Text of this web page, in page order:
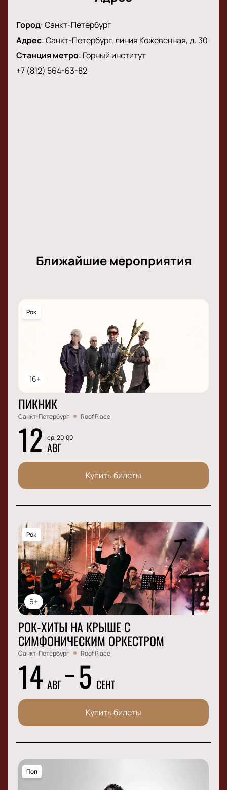
Город:Санкт-Петербург
Адрес:Санкт-Петербург, линия Кожевенная, д. 30
Станция метро: Горный институт
+7 (812) 564-63-82
Ближайшие мероприятия
16+
Рок
ПИКНИК
Санкт-Петербург Roof Place
12 ср, 20:00
АВГ
Купить билеты
6+
Рок
РОК-ХИТЫ НА КРЫШЕ С
СИМФОНИЧЕСКИМ ОРКЕСТРОМ
Санкт-Петербург Roof Place
14 АВГ 5 СЕНТ
Купить билеты
Поп